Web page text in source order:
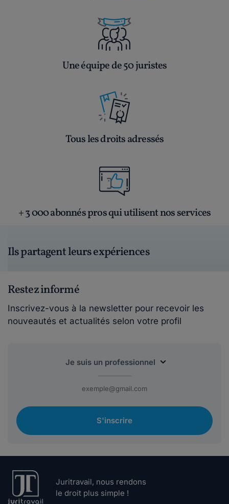
Une équipe de 50 juristes
Tous les droits adressés
+ 3 000 abonnés pros qui utilisent nos services
Ils partagent leurs expériences
Restez informé
Inscrivez-vous à la newsletter pour recevoir les
nouveautés et actualités selon votre profil
S'inscrire
Juritravail, nous rendons
le droit plus simple !